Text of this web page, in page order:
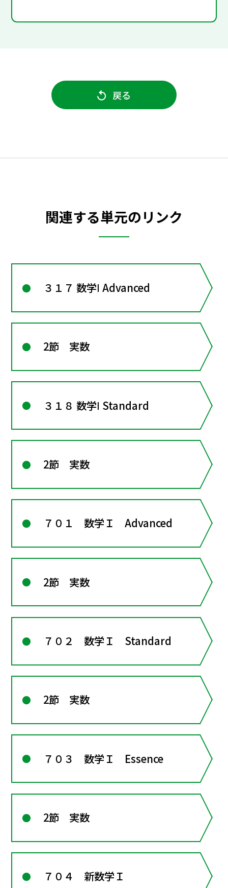
戻る
関連する単元のリンク
３１７ 数学Ⅰ Advanced
2節 実数
３１８ 数学Ⅰ Standard
2節 実数
７０１ 数学Ｉ Advanced
2節 実数
７０２ 数学Ｉ Standard
2節 実数
７０３ 数学Ｉ Essence
2節 実数
７０４ 新数学Ｉ